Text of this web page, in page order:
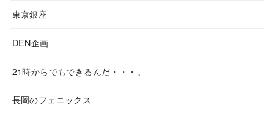
東京銀座
DEN企画
21時からでもできるんだ・・・。
長岡のフェニックス